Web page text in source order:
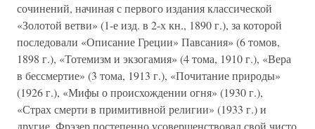
сочинений, начиная с первого издания классической
«Золотой ветви» (1-е изд. в 2-х кн., 1890 г.), за которой
последовали «Описание Греции» Павсания» (6 томов,
1898 г.), «Тотемизм и экзогамия» (4 тома, 1910 г.), «Вера
в бессмертие» (3 тома, 1913 г.), «Почитание природы»
(1926 г.), «Мифы о происхождении огня» (1930 г.),
«Страх смерти в примитивной религии» (1933 г.) и
другие, Фрэзер постепенно усовершенствовал свой чисто